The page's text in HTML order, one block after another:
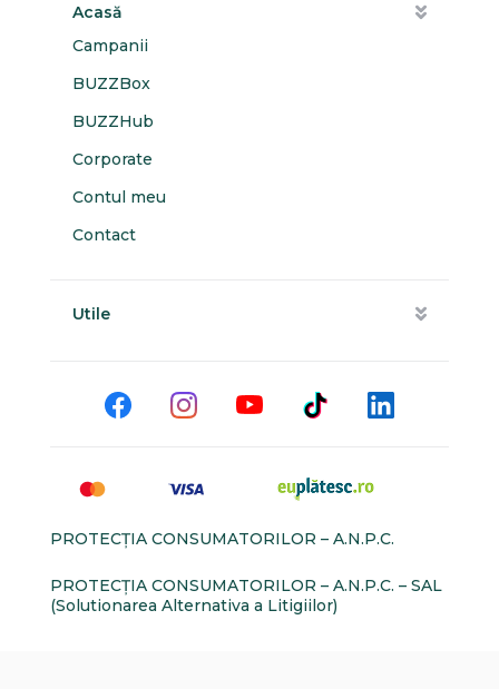
Acasă
Campanii
BUZZBox
BUZZHub
Corporate
Contul meu
Contact
Utile
PROTECŢIA CONSUMATORILOR – A.N.P.C.
PROTECŢIA CONSUMATORILOR – A.N.P.C. – SAL
(Solutionarea Alternativa a Litigiilor)